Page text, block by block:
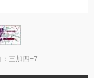
三加四=7